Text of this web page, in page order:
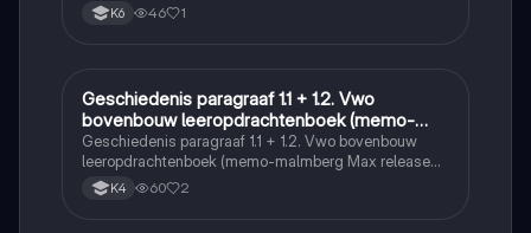
K6 46 1
Geschiedenis
Geschiedenis paragraaf 1.1 + 1.2. Vwo
bovenbouw leeropdrachtenboek (memo-
malmberg Max release 6.0)
Geschiedenis paragraaf 1.1 + 1.2. Vwo bovenbouw
leeropdrachtenboek (memo-malmberg Max release
6.0)K4 60 2